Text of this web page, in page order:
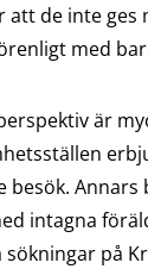
de inte ges
med
är
besök.
intagna
på